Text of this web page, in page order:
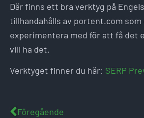
Där finns ett bra verktyg på
tillhandahålls av portent.com som
experimentera med för att få det
vill ha det.
Verktyget finner du här: SERP
Föregående